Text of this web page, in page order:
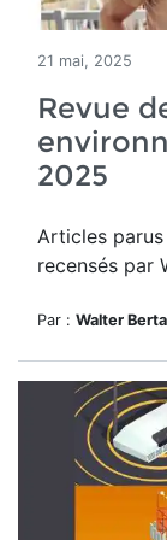
21 mai, 2025
Revue
2025
Articles
recensés par
Par : Walter